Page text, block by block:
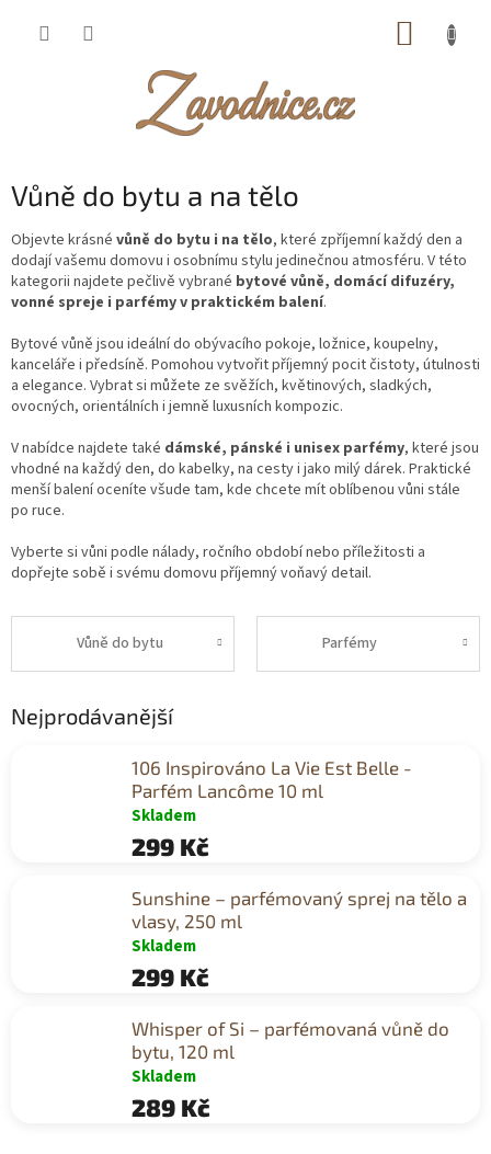
Vůně do bytu a na tělo
Objevte krásné vůně do bytu i na tělo, které zpříjemní každý den a
dodají vašemu domovu i osobnímu stylu jedinečnou atmosféru. V této
kategorii najdete pečlivě vybrané bytové vůně, domácí difuzéry,
vonné spreje i parfémy v praktickém balení.
Bytové vůně jsou ideální do obývacího pokoje, ložnice, koupelny,
kanceláře i předsíně. Pomohou vytvořit příjemný pocit čistoty, útulnosti
a elegance. Vybrat si můžete ze svěžích, květinových, sladkých,
ovocných, orientálních i jemně luxusních kompozic.
V nabídce najdete také dámské, pánské i unisex parfémy, které jsou
vhodné na každý den, do kabelky, na cesty i jako milý dárek. Praktické
menší balení oceníte všude tam, kde chcete mít oblíbenou vůni stále
po ruce.
Vyberte si vůni podle nálady, ročního období nebo příležitosti a
dopřejte sobě i svému domovu příjemný voňavý detail.
Vůně do bytu Parfémy
Nejprodávanější
106 Inspirováno La Vie Est Belle -
Parfém Lancôme 10 ml
Skladem
299 Kč
Sunshine – parfémovaný sprej na tělo a
vlasy, 250 ml
Skladem
299 Kč
Whisper of Si – parfémovaná vůně do
bytu, 120 ml
Skladem
289 Kč